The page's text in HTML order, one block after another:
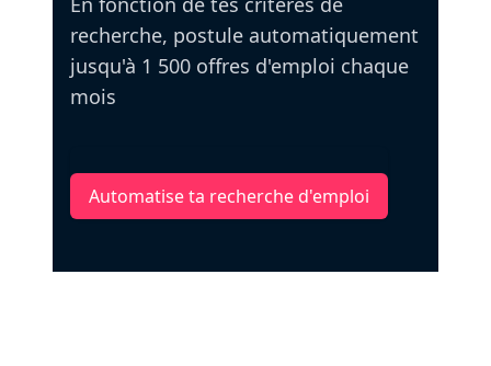
recherche, postule automatiquement
jusqu'à 1 500 offres d'emploi chaque
mois
Automatise ta recherche d'emploi